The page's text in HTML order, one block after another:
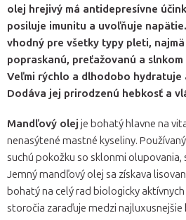
olej hrejivý má antidepresívne
posiluje imunitu a uvoľňuje
vhodný pre všetky typy pleti,
popraskanú, preťažovanú a
Veľmi rýchlo a dlhodobo hydratuje
Dodáva jej prirodzenú hebkosť a
Mandľový olej je bohatý hlavne na
nenasýtené mastné kyseliny.
suchú pokožku so sklonmi olupovania,
Jemný mandľový olej sa získava
bohatý na celý rad biologicky
storočia zaraďuje medzi najluxusnejšie